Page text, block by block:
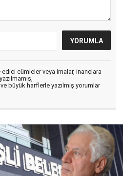
cümleler veya imalar, inançlara
büyük harflerle yazılmış yorumlar